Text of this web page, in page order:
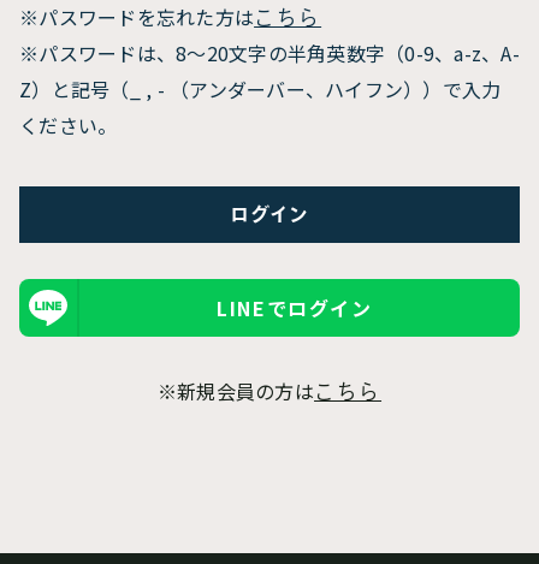
※パスワードを忘れた方は こちら
※パスワードは、8〜20文字の半角英数字（0-9、a-z、A-
Z）と記号（_ , - （アンダーバー、ハイフン））で入力
ください。
LINEでログイン
※新規会員の方は こちら